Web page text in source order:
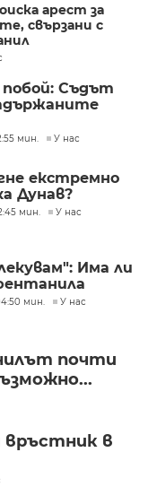
арест за
свързани с
Съдът
мин. У нас
екстремно
Дунав?
мин. У нас
Има ли
мин. У нас
почти
връстник в